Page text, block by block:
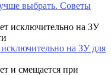
выбрать. Советы
на ЗУ для